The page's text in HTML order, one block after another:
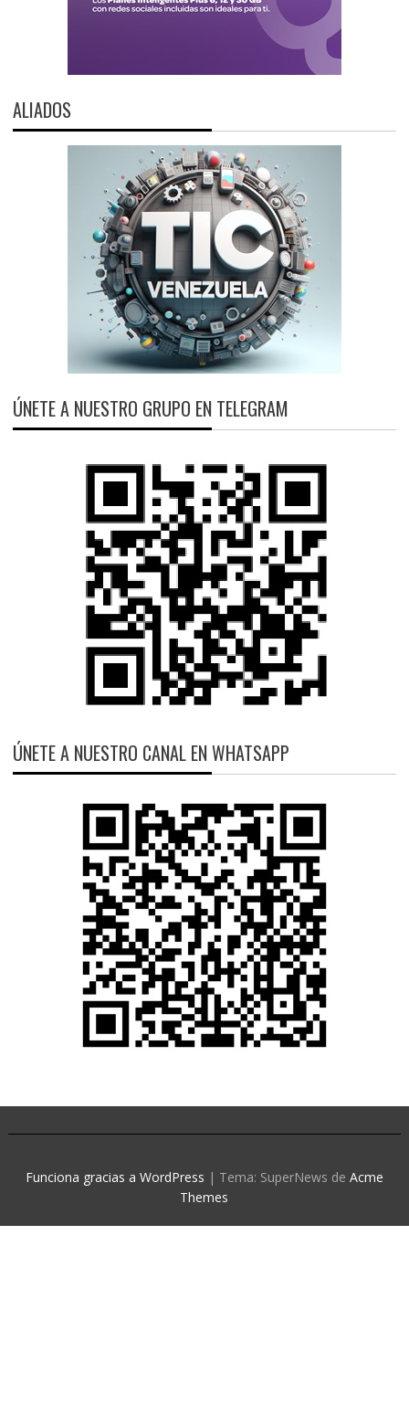
ALIADOS
ÚNETE A NUESTRO GRUPO EN TELEGRAM
ÚNETE A NUESTRO CANAL EN WHATSAPP
Funciona gracias a WordPress | Tema: SuperNews de Acme
Themes